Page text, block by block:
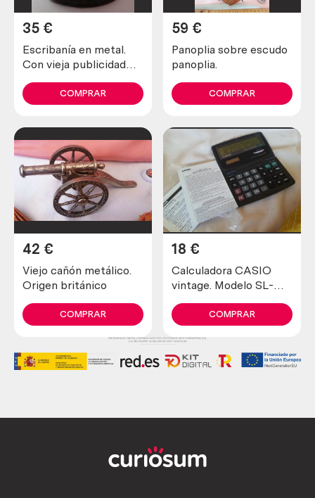
Escribanía en metal.
Con vieja publicidad
35 €
COMPRAR
Panoplia sobre escudo
panoplia.
59 €
COMPRAR
Viejo cañón metálico.
Origen británico
42 €
COMPRAR
Calculadora CASIO
vintage. Modelo SL-
18 €
COMPRAR